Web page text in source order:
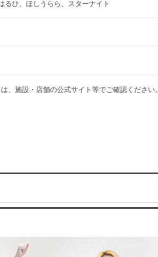
るひ、ほしうらら、スターナイト
、施設・店舗の公式サイト等でご確認ください。